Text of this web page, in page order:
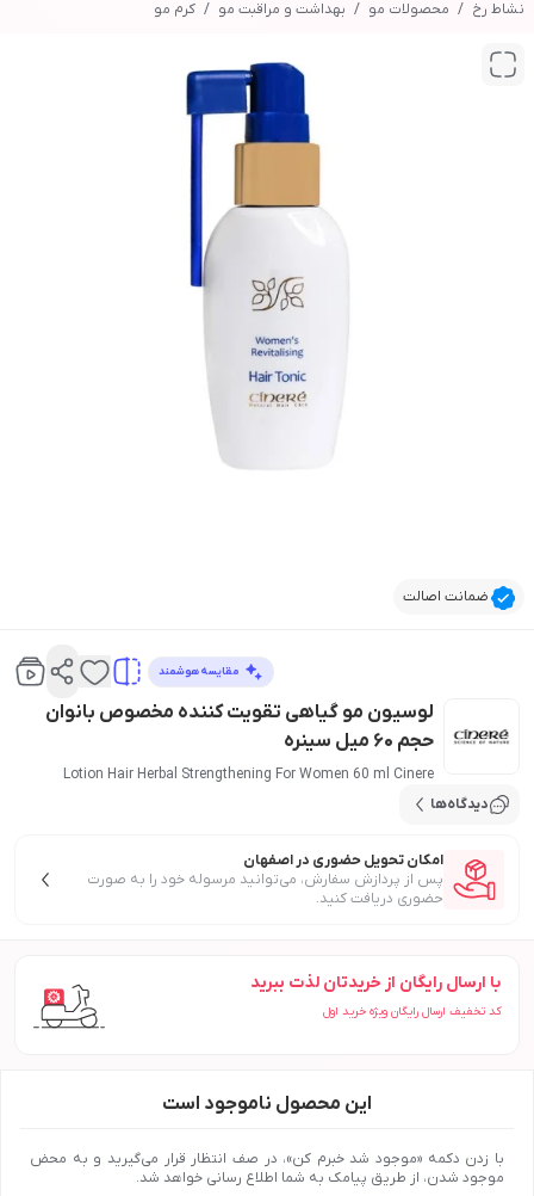
نشاط رخ محصولات مو بهداشت و مراقبت مو کرم مو
ضمانت اصالت
مقایسه هوشمند
لوسیون مو گیاهی تقویت کننده مخصوص بانوان
حجم 60 میل سینره
Lotion Hair Herbal Strengthening For Women 60 ml Cinere
دیدگاه‌ها
امکان تحویل حضوری در اصفهان
پس از پردازش سفارش، می‌توانید مرسوله خود را به صورت
حضوری دریافت کنید.
با ارسال رایگان از خریدتان لذت ببرید
کد تخفیف ارسال رایگان ویژه خرید اول
این محصول ناموجود است
با زدن دکمه «موجود شد خبرم کن»، در صف انتظار قرار می‌گیرید و به محض
موجود شدن، از طریق پیامک به شما اطلاع رسانی خواهد شد.